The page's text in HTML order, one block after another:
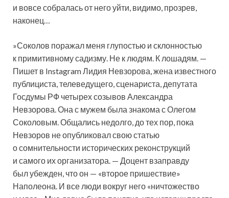
и вовсе собралась от него уйти, видимо, прозрев,
наконец…
»Соколов поражал меня глупостью и склонностью
к примитивному садизму. Не к людям. К лошадям. —
Пишет в Instagram Лидия Невзорова, жена известного
публициста, телеведущего, сценариста, депутата
Госдумы РФ четырех созывов Александра
Невзорова. Она с мужем была знакома с Олегом
Соколовым. Общались недолго, до тех пор, пока
Невзоров не опубликовал свою статью
о сомнительности исторических реконструкций
и самого их организатора. — Доцент взаправду
был убежден, что он — «второе пришествие»
Наполеона. И все люди вокруг него «ничтожество